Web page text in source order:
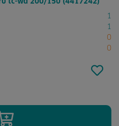
1
1
0
0